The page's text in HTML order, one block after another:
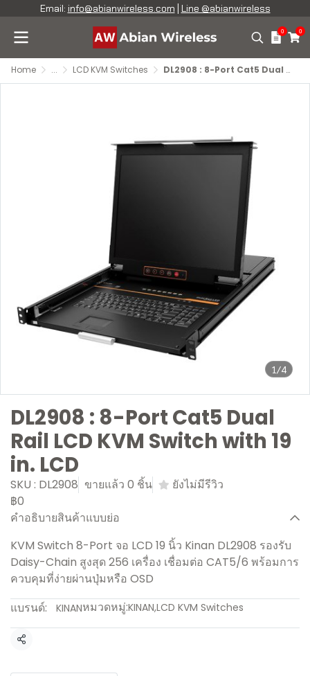
Email: info@abianwireless.com Line @abianwireless
0 0
Home ... LCD KVM Switches DL2908 : 8-Port Cat5 Dual Rail LCD KVM Switch with 19 in. LCD
1/4
DL2908 : 8-Port Cat5 Dual
Rail LCD KVM Switch with 19
in. LCD
SKU : DL2908 ขายแล้ว 0 ชิ้น
ยังไม่มีรีวิว
฿0
คำอธิบายสินค้าแบบย่อ
KVM Switch 8-Port จอ LCD 19 นิ้ว Kinan DL2908 รองรับ
Daisy-Chain สูงสุด 256 เครื่อง เชื่อมต่อ CAT5/6 พร้อมการ
ควบคุมที่ง่ายผ่านปุ่มหรือ OSD
แบรนด์:
KINANหมวดหมู่:KINAN,LCD KVM Switches
แชร์